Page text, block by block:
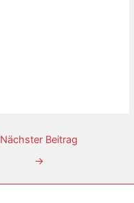
Nächster Beitrag
→